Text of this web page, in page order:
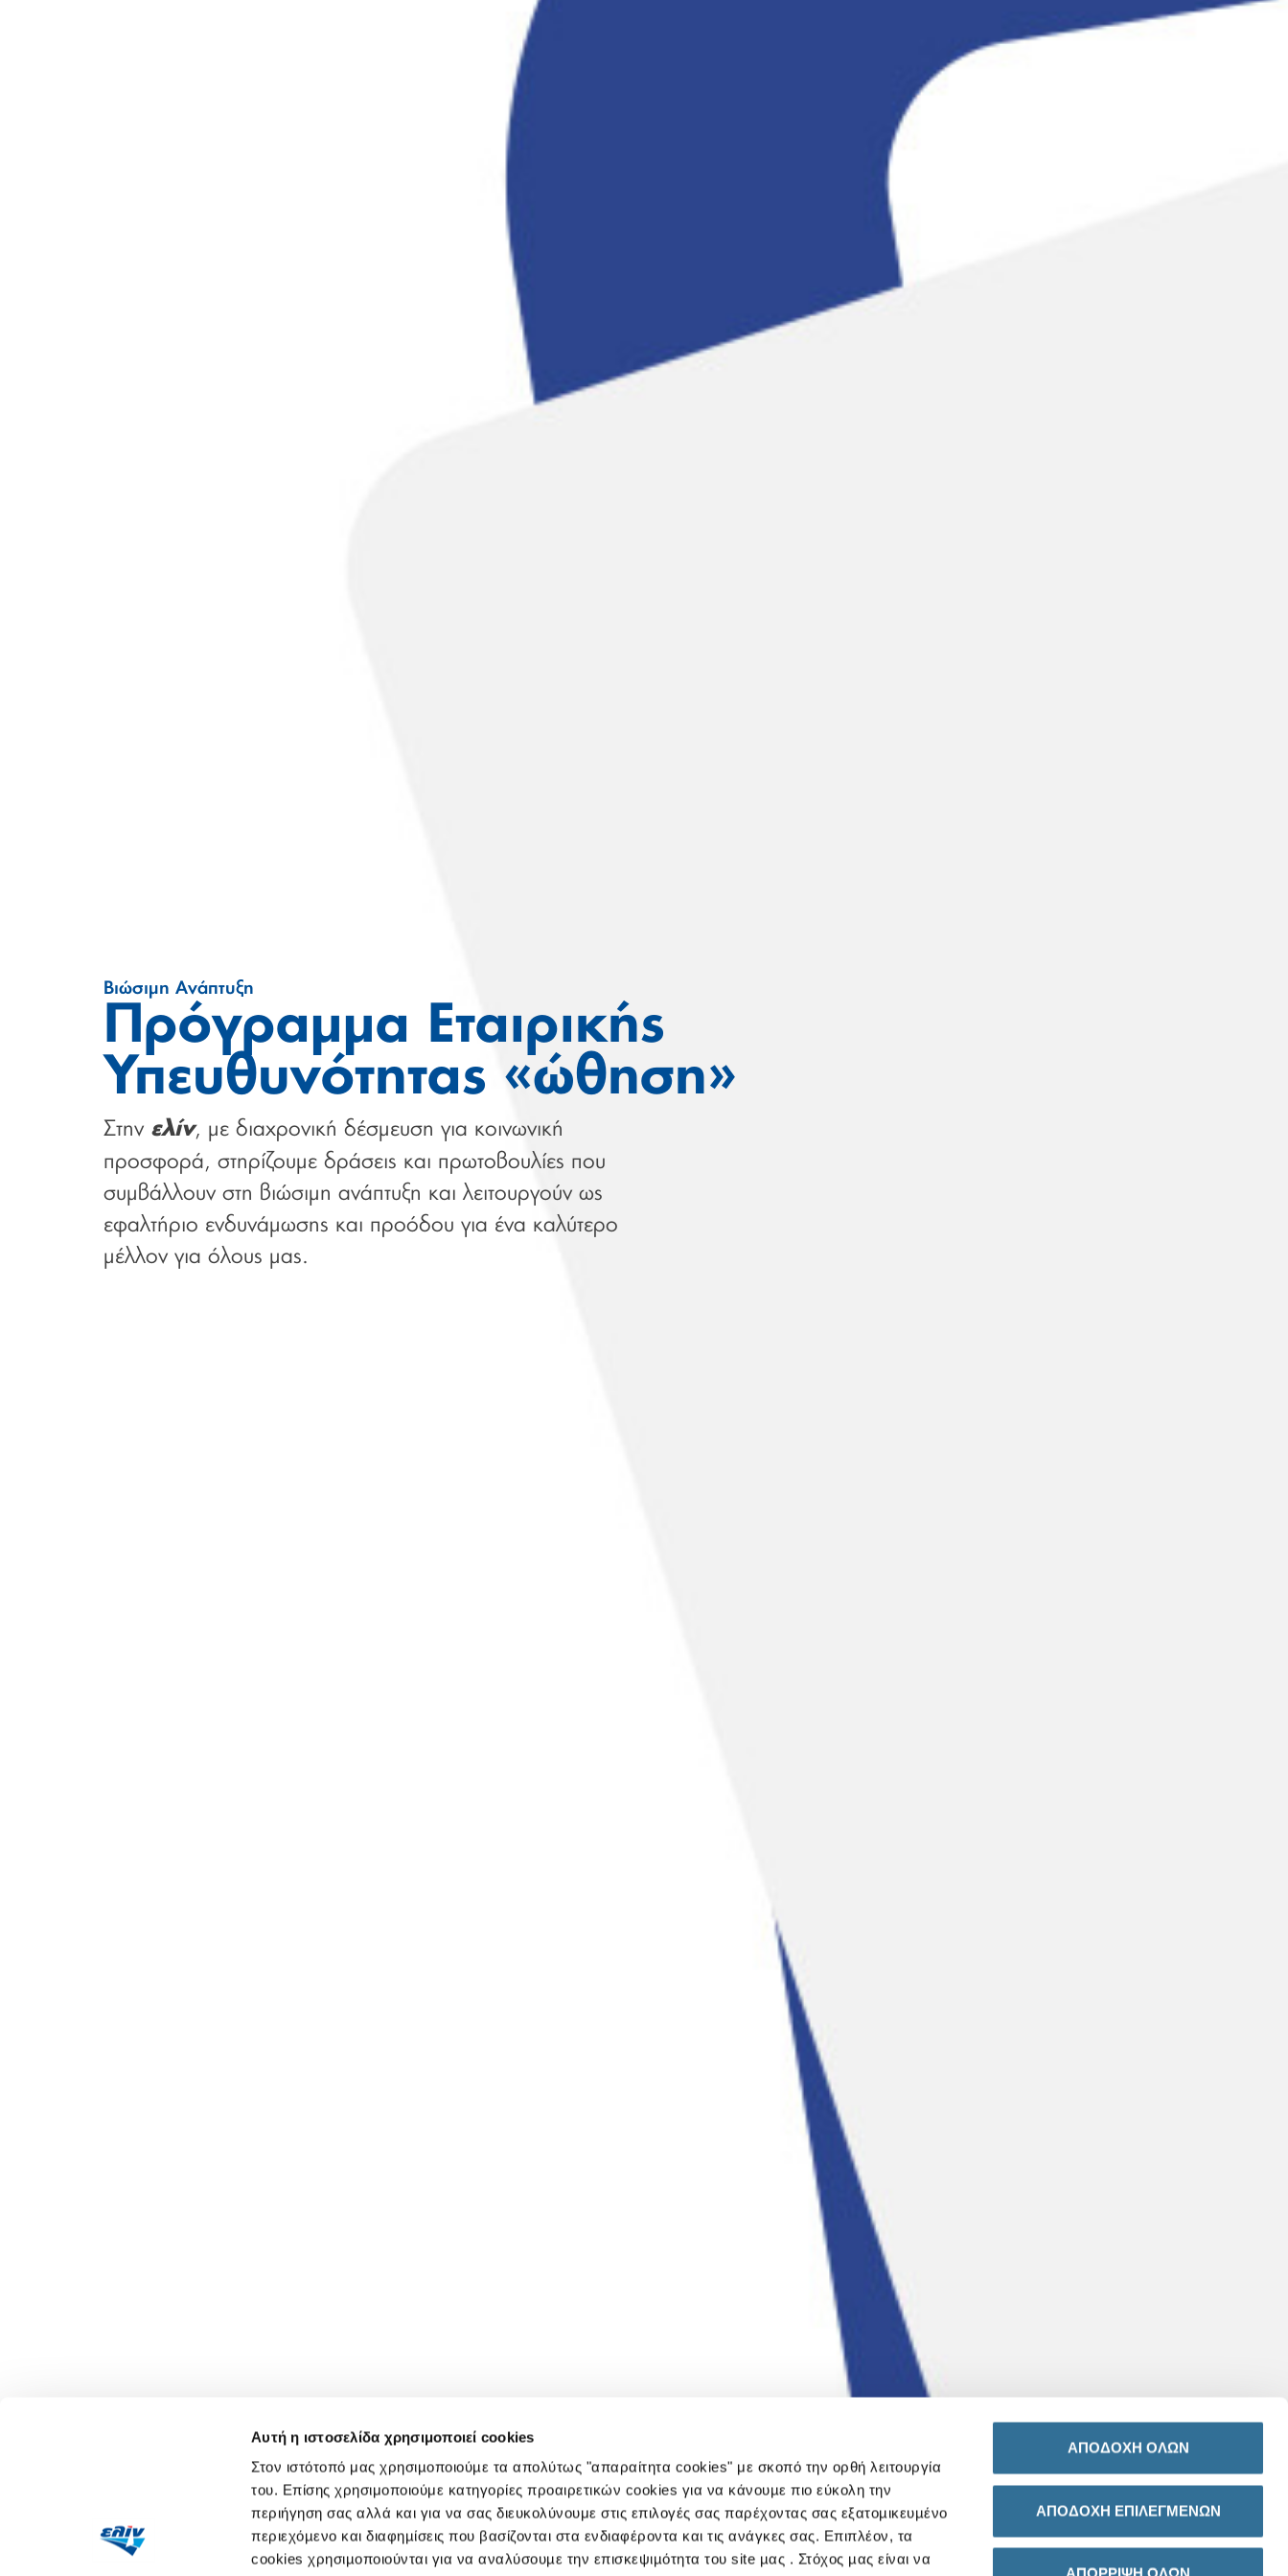
Αυτή η ιστοσελίδα χρησιμοποιεί cookies
Στον ιστότοπό μας χρησιµοποιούµε τα απολύτως "απαραίτητα cookies" με σκοπό την ορθή λειτουργία
του. Επίσης χρησιμοποιούμε κατηγορίες προαιρετικών cookies για να κάνουµε πιο εύκολη την
περιήγηση σας αλλά και για να σας διευκολύνουμε στις επιλογές σας παρέχοντας σας εξατοµικευµένο
περιεχόµενο και διαφηµίσεις που βασίζονται στα ενδιαφέροντα και τις ανάγκες σας. Επιπλέον, τα
cookies χρησιµοποιούνται για να αναλύσουµε την επισκεψιµότητα του site µας . Στόχος µας είναι να
ΑΠΟΔΟΧΗ ΟΛΩΝ
ΑΠΟΔΟΧΗ ΕΠΙΛΕΓΜΕΝΩΝ
Βιώσιμη Ανάπτυξη
Πρόγραμμα Εταιρικής
Υπευθυνότητας «ώθηση»
Στην ελίν, με διαχρονική δέσμευση για κοινωνική
προσφορά, στηρίζουμε δράσεις και πρωτοβουλίες που
συμβάλλουν στη βιώσιμη ανάπτυξη και λειτουργούν ως
εφαλτήριο ενδυνάμωσης και προόδου για ένα καλύτερο
μέλλον για όλους μας.